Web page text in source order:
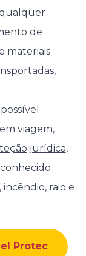
qualquer
de
materiais
viagem,
jurídica,
incêndio, raio e
Protec